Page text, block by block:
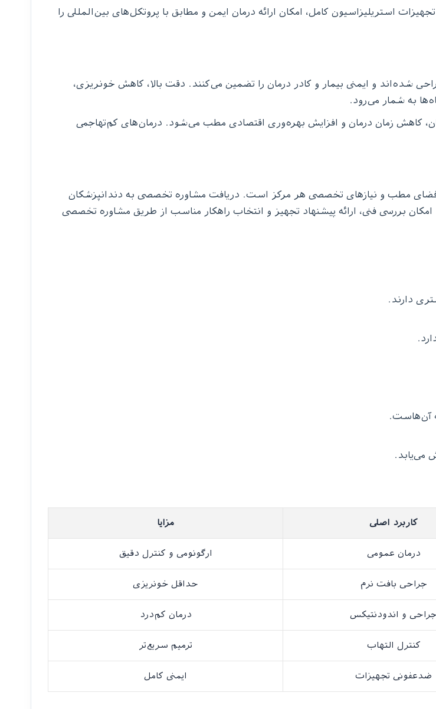
استریلیزاسیون کامل، امکان ارائه درمان ایمن و مطابق با پروتکل‌های بین‌المللی را
شده‌اند و ایمنی بیمار و کادر درمان را تضمین می‌کنند. دقت بالا، کاهش خونریزی،
به شمار می‌رود.
کاهش زمان درمان و افزایش بهره‌وری اقتصادی مطب می‌شود. درمان‌های کم‌تهاجمی
فضای مطب و نیازهای تخصصی هر مرکز است. دریافت مشاوره تخصصی به دندانپزشکان
بررسی فنی، ارائه پیشنهاد تجهیز و انتخاب راهکار مناسب از طریق مشاوره تخصصی
دارند.
آن‌هاست.
می‌یابد.
کاربرد اصلی مزایا
درمان عمومی ارگونومی و کنترل دقیق
جراحی بافت نرم حداقل خونریزی
جراحی و اندودنتیکس درمان کم‌درد
کنترل التهاب ترمیم سریع‌تر
ضدعفونی تجهیزات ایمنی کامل